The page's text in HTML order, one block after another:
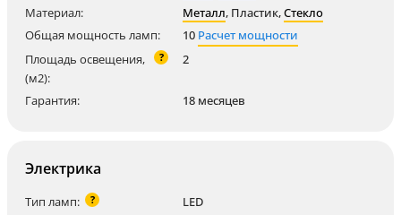
Материал:
Металл, Пластик,Стекло
Общая мощность ламп:
10 Расчет мощности
Площадь освещения,
(м2):
? 2
Гарантия: 18 месяцев
Электрика
Тип ламп: ?
LED